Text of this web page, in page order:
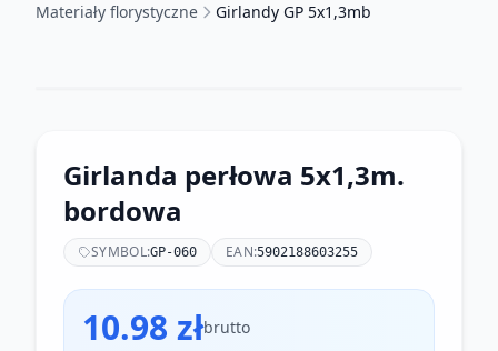
Materiały florystyczne Girlandy GP 5x1,3mb
Girlanda perłowa 5x1,3m.
bordowa
SYMBOL:GP-060 EAN:5902188603255
10.98 złbrutto